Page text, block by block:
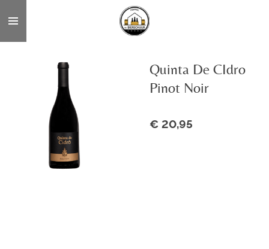
direct
naar
hoofdinhoud
Quinta De CIdro
Pinot Noir
€ 20,95